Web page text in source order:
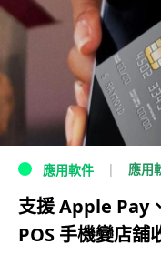
應用軟件 應用
支援 Apple Pay
POS 手機變店舖